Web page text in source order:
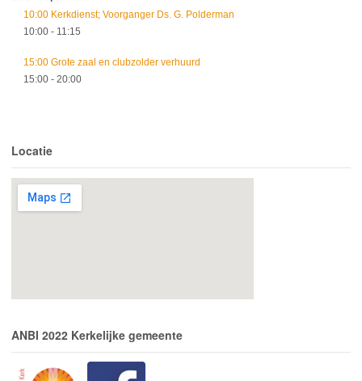
10:00 Kerkdienst; Voorganger Ds. G. Polderman
10:00 - 11:15
15:00 Grote zaal en clubzolder verhuurd
15:00 - 20:00
Locatie
ANBI 2022 Kerkelijke gemeente